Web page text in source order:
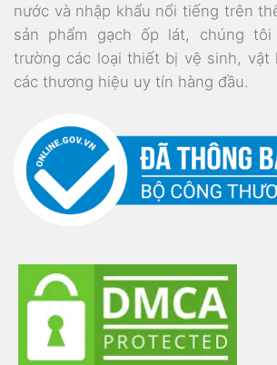
nước và nhập khẩu nổi tiếng trên
sản phẩm gạch ốp lát, chúng
trường các loại thiết bị vệ sinh, vật
các thương hiệu uy tín hàng đầu.